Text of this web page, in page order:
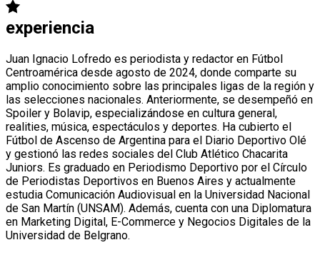
experiencia
Juan Ignacio Lofredo es periodista y redactor en Fútbol
Centroamérica desde agosto de 2024, donde comparte su
amplio conocimiento sobre las principales ligas de la región y
las selecciones nacionales. Anteriormente, se desempeñó en
Spoiler y Bolavip, especializándose en cultura general,
realities, música, espectáculos y deportes. Ha cubierto el
Fútbol de Ascenso de Argentina para el Diario Deportivo Olé
y gestionó las redes sociales del Club Atlético Chacarita
Juniors. Es graduado en Periodismo Deportivo por el Círculo
de Periodistas Deportivos en Buenos Aires y actualmente
estudia Comunicación Audiovisual en la Universidad Nacional
de San Martín (UNSAM). Además, cuenta con una Diplomatura
en Marketing Digital, E-Commerce y Negocios Digitales de la
Universidad de Belgrano.